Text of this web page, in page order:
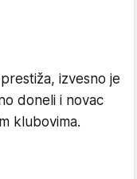
izvesno je
doneli i novac
klubovima.